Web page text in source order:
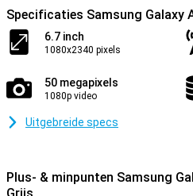
Specificaties Samsung Galaxy
6.7 inch
1080x2340 pixels
50 megapixels
1080p video
Uitgebreide specs
Plus- & minpunten Samsung